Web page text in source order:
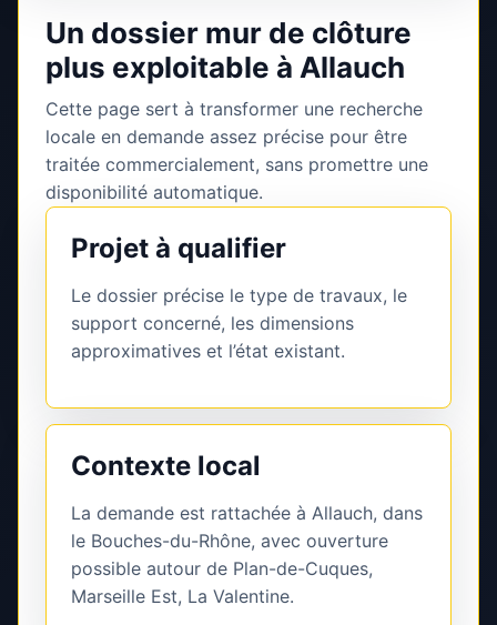
Un dossier mur de clôture
plus exploitable à Allauch
Cette page sert à transformer une recherche
locale en demande assez précise pour être
traitée commercialement, sans promettre une
disponibilité automatique.
Projet à qualifier
Le dossier précise le type de travaux, le
support concerné, les dimensions
approximatives et l’état existant.
Contexte local
La demande est rattachée à Allauch, dans
le Bouches-du-Rhône, avec ouverture
possible autour de Plan-de-Cuques,
Marseille Est, La Valentine.